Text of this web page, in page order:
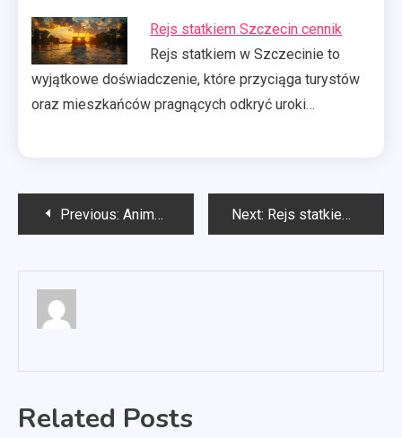
Rejs statkiem Szczecin cennik
Rejs statkiem w Szczecinie to
wyjątkowe doświadczenie, które przyciąga turystów
oraz mieszkańców pragnących odkryć uroki…
Nawigacja
Previous: Animacje dla dzieci Katowice Next: Rejs statkiem Szczecin Świnoujście
Related Posts